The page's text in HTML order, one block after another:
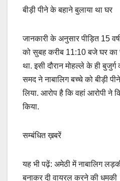
बीड़ी पीने के बहाने बुलाया था घर
जानकारी के अनुसार पीड़ित 15
को सुबह करीब 11:10 बजे घर का
था. इसी दौरान मोहल्ले के ही
समद ने नाबालिग बच्चे को बीड़ी
लिया. आरोप है कि वहां आरोपी ने
किया.
सम्बंधित ख़बरें
यह भी पढ़ें: अमेठी में नाबालिग
बनाकर दी वायरल करने की धमकी